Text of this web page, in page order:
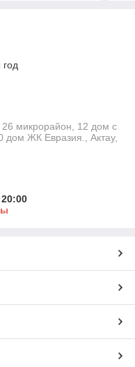
микрорайон, 12 дом с
дом ЖК Евразия., Актау,